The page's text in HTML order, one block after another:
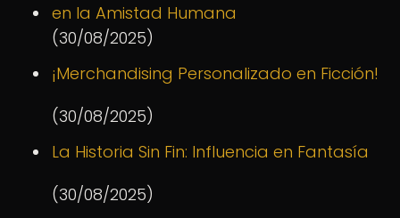
en la Amistad Humana
(30/08/2025)
¡Merchandising Personalizado en Ficción!
(30/08/2025)
La Historia Sin Fin: Influencia en Fantasía
(30/08/2025)